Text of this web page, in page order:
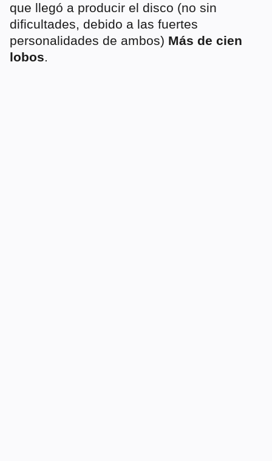
que llegó a producir el disco (no sin
dificultades, debido a las fuertes
personalidades de ambos) Más de cien
lobos.